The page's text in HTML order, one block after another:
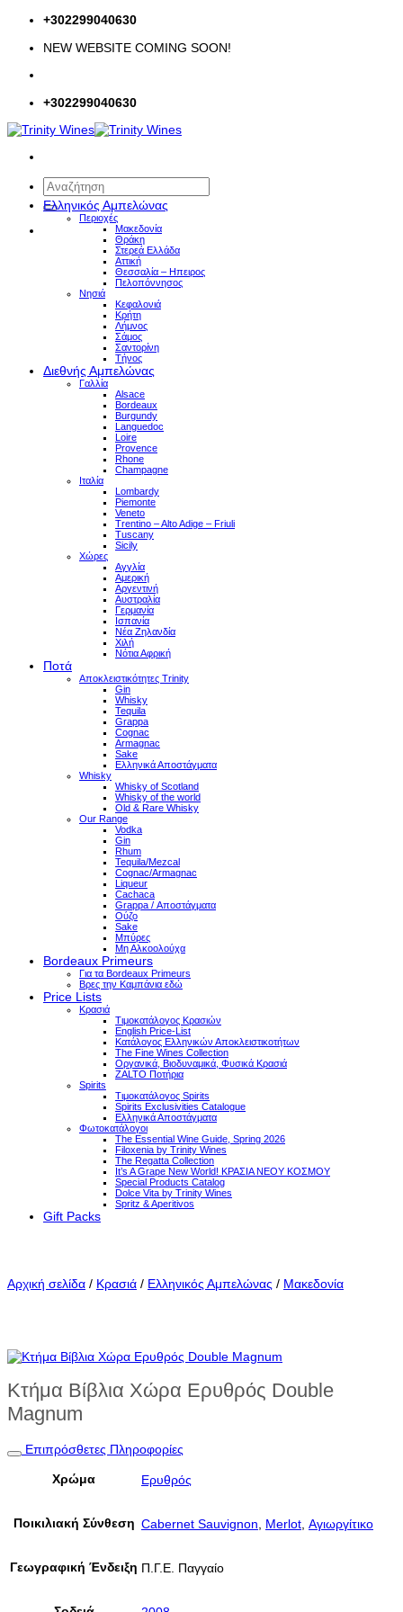
Μετάβαση
περιεχόμενο
+302299040630
NEW WEBSITE COMING SOON!
+302299040630
Αναζήτηση
για:
Ελληνικός Αμπελώνας
Περιοχές
Μακεδονία
Θράκη
Στερεά Ελλάδα
Αττική
Θεσσαλία – Hπειρος
Πελοπόννησος
Νησιά
Κεφαλονιά
Κρήτη
Λήμνος
Σάμος
Σαντορίνη
Τήνος
Διεθνής Αμπελώνας
Γαλλία
Alsace
Bordeaux
Burgundy
Languedoc
Loire
Provence
Rhone
Champagne
Ιταλία
Lombardy
Piemonte
Veneto
Trentino – Alto Adige – Friuli
Tuscany
Sicily
Χώρες
Αγγλία
Αμερική
Αργεντινή
Αυστραλία
Γερμανία
Ισπανία
Νέα Ζηλανδία
Χιλή
Νότια Αφρική
Ποτά
Αποκλειστικότητες Trinity
Gin
Whisky
Tequila
Grappa
Cognac
Armagnac
Sake
Ελληνικά Αποστάγματα
Whisky
Whisky of Scotland
Whisky of the world
Old & Rare Whisky
Our Range
Vodka
Gin
Rhum
Tequila/Mezcal
Cognac/Armagnac
Liqueur
Cachaca
Grappa / Αποστάγματα
Ούζο
Sake
Μπύρες
Μη Αλκοολούχα
Bordeaux Primeurs
Για τα Bordeaux Primeurs
Βρες την Καμπάνια εδώ
Price Lists
Κρασιά
Τιμοκατάλογος Κρασιών
English Price-List
Κατάλογος Ελληνικών Αποκλειστικοτήτων
The Fine Wines Collection
Οργανικά, Βιοδυναμικά, Φυσικά Κρασιά
ZALTO Ποτήρια
Spirits
Τιμοκατάλογος Spirits
Spirits Exclusivities Catalogue
Ελληνικά Αποστάγματα
Φωτοκατάλογοι
The Essential Wine Guide, Spring 2026
Filoxenia by Trinity Wines
The Regatta Collection
It’s A Grape New World! ΚΡΑΣΙΑ ΝΕΟΥ ΚΟΣΜΟΥ
Special Products Catalog
Dolce Vita by Trinity Wines
Spritz & Aperitivos
Gift Packs
Αρχική σελίδα / Κρασιά / Ελληνικός Αμπελώνας / Μακεδονία
Κτήμα Βίβλια Χώρα Ερυθρός Double
Magnum
Επιπρόσθετες Πληροφορίες
Χρώμα Ερυθρός
Ποικιλιακή Σύνθεση Cabernet Sauvignon Merlot Αγιωργίτικο
Γεωγραφική Ένδειξη Π.Γ.Ε. Παγγαίο